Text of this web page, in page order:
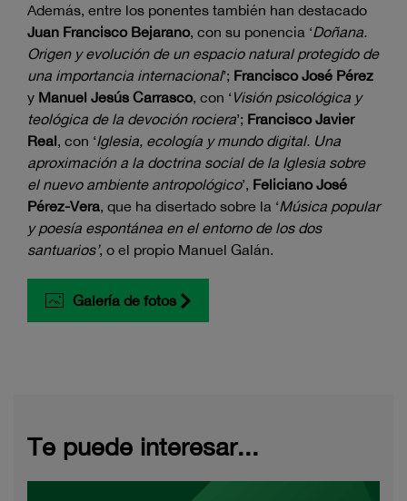
Además, entre los ponentes también han destacado
Juan Francisco Bejarano, con su ponencia ‘Doñana.
Origen y evolución de un espacio natural protegido de
una importancia internacional’; Francisco José Pérez
y Manuel Jesús Carrasco, con ‘ Visión psicológica y
teológica de la devoción rociera’; Francisco Javier
Real, con ‘Iglesia, ecología y mundo digital. Una
aproximación a la doctrina social de la Iglesia sobre
el nuevo ambiente antropológico’, Feliciano José
Pérez-Vera, que ha disertado sobre la ‘Música popular
y poesía espontánea en el entorno de los dos
santuarios’, o el propio Manuel Galán.
Galería de fotos
Te puede interesar...